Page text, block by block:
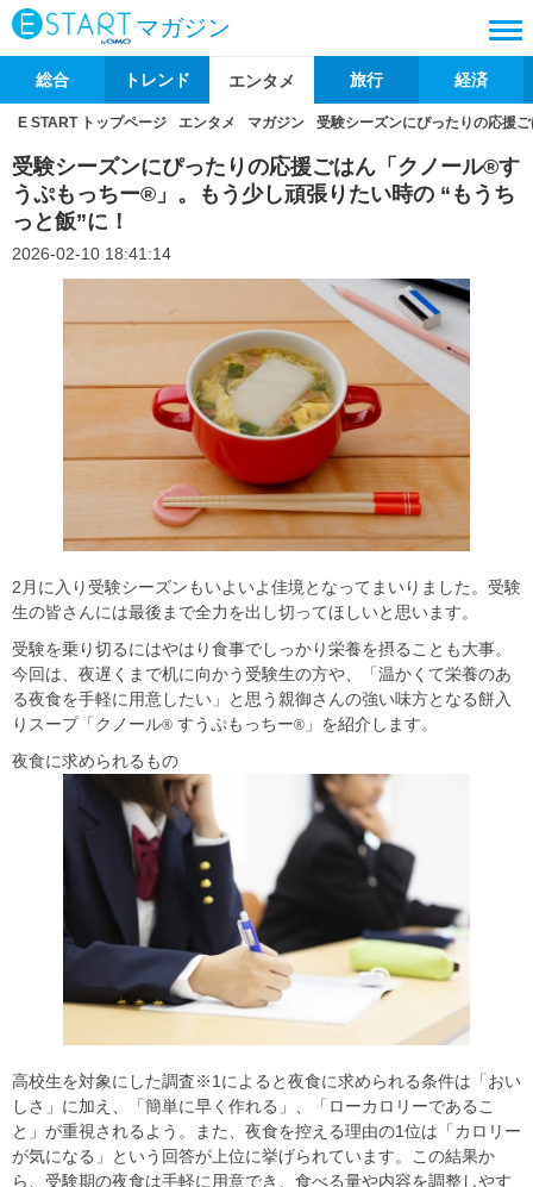
マガジン
総合 トレンド エンタメ 旅行 経済
E START トップページ エンタメ マガジン 受験シーズンにぴったりの応援
受験シーズンにぴったりの応援ごはん「クノール®す
うぷもっちー®」。もう少し頑張りたい時の “もうち
っと飯”に！
2026-02-10 18:41:14
2月に入り受験シーズンもいよいよ佳境となってまいりました。受験
生の皆さんには最後まで全力を出し切ってほしいと思います。
受験を乗り切るにはやはり食事でしっかり栄養を摂ることも大事。
今回は、夜遅くまで机に向かう受験生の方や、「温かくて栄養のあ
る夜食を手軽に用意したい」と思う親御さんの強い味方となる餅入
りスープ「クノール® すうぷもっちー® 」を紹介します。
夜食に求められるもの
高校生を対象にした調査※1によると夜食に求められる条件は「おい
しさ」に加え、「簡単に早く作れる」、「ローカロリーであるこ
と」が重視されるよう。また、夜食を控える理由の1位は「カロリー
が気になる」という回答が上位に挙げられています。この結果か
ら、受験期の夜食は手軽に用意でき、食べる量や内容を調整しやす